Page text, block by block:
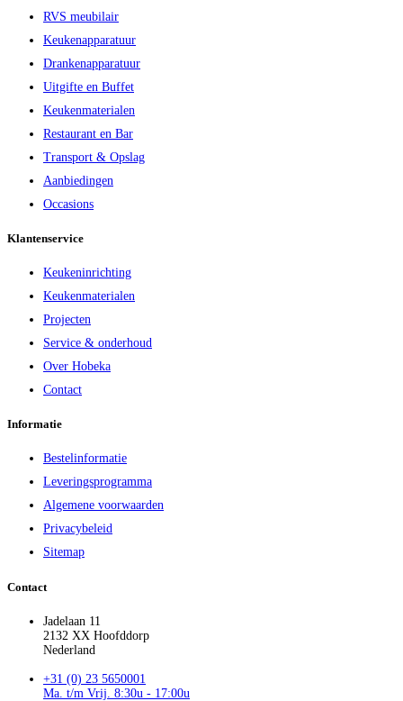
RVS meubilair
Keukenapparatuur
Drankenapparatuur
Uitgifte en Buffet
Keukenmaterialen
Restaurant en Bar
Transport & Opslag
Aanbiedingen
Occasions
Klantenservice
Keukeninrichting
Keukenmaterialen
Projecten
Service & onderhoud
Over Hobeka
Contact
Informatie
Bestelinformatie
Leveringsprogramma
Algemene voorwaarden
Privacybeleid
Sitemap
Contact
Jadelaan 11
2132 XX Hoofddorp
Nederland
+31 (0) 23 5650001
Ma. t/m Vrij. 8:30u - 17:00u